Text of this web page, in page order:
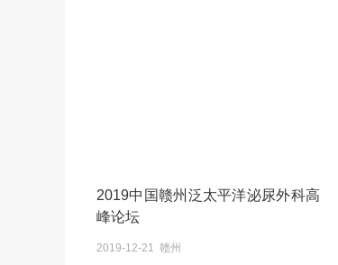
2019中国赣州泛太平洋泌尿外科高
峰论坛
2019-12-21 赣州